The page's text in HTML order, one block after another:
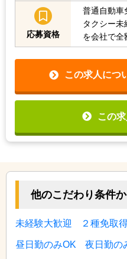
応募資格
普通自動車
タクシー未
を会社で全
この求人につ
この
他のこだわり条件
未経験大歓迎 ２種免取
昼日勤のみOK 夜日勤の